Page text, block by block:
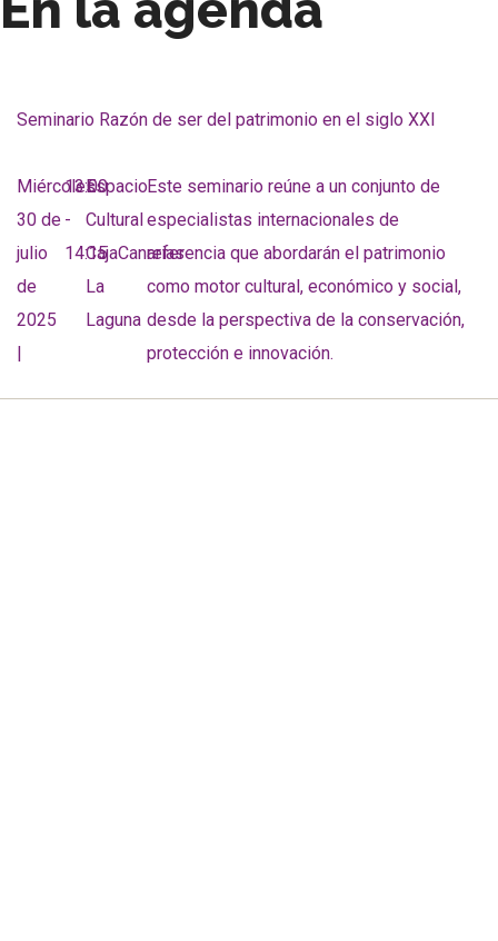
Seminario Razón de ser del patrimonio en el siglo XXI
Miércoles
30 de
julio
de
2025
|
13:00
-
14:15
Espacio
Cultural
CajaCanarias
La
Laguna
Este seminario reúne a un conjunto de
especialistas internacionales de
referencia que abordarán el patrimonio
como motor cultural, económico y social,
desde la perspectiva de la conservación,
protección e innovación.